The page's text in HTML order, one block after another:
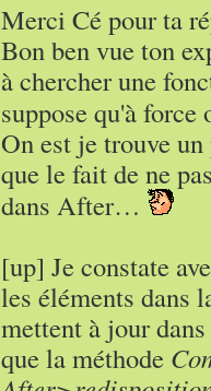
Merci Cé pour ta
Bon ben vue ton
à chercher une
suppose qu'à
On est je trouve
que le fait de ne
dans After…
[up] Je constate
les éléments dans
mettent à jour
que la méthode